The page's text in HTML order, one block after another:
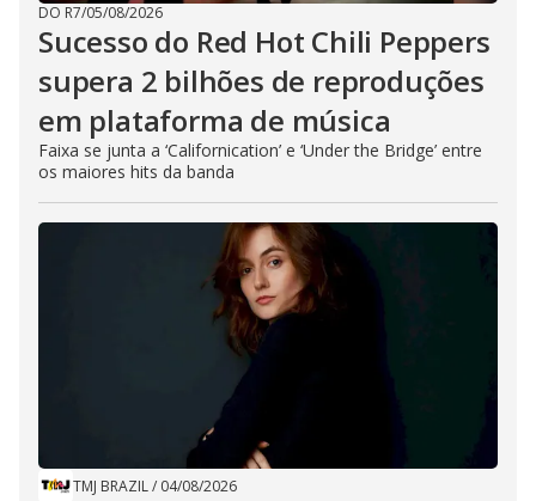
DO R7/05/08/2026
Sucesso do Red Hot Chili Peppers
supera 2 bilhões de reproduções
em plataforma de música
Faixa se junta a ‘Californication’ e ‘Under the Bridge’ entre
os maiores hits da banda
TMJ BRAZIL/ 04/08/2026